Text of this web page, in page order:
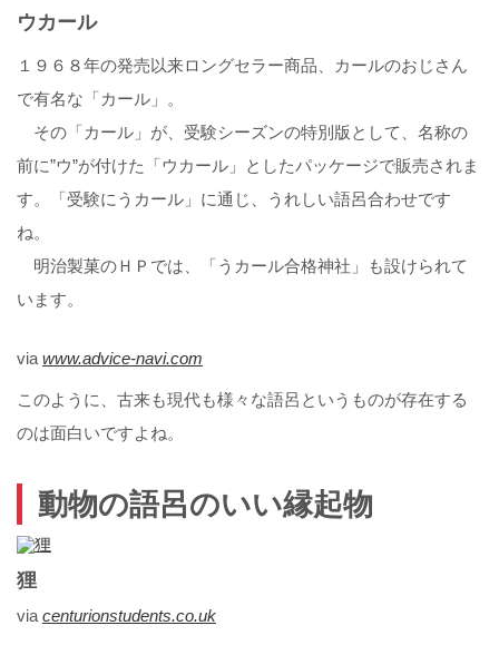
ウカール
１９６８年の発売以来ロングセラー商品、カールのおじさん
で有名な「カール」。
その「カール」が、受験シーズンの特別版として、名称の
前に”ウ”が付けた「ウカール」としたパッケージで販売されま
す。「受験にうカール」に通じ、うれしい語呂合わせです
ね。
明治製菓のＨＰでは、「うカール合格神社」も設けられて
います。
via www.advice-navi.com
このように、古来も現代も様々な語呂というものが存在する
のは面白いですよね。
動物の語呂のいい縁起物
狸
viacenturionstudents.co.uk